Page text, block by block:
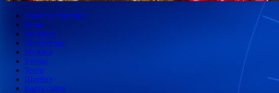
Главная страница
Кино
Культура
Литература
Музыка
Танцы
Театр
Шоубиз
Карта сайта